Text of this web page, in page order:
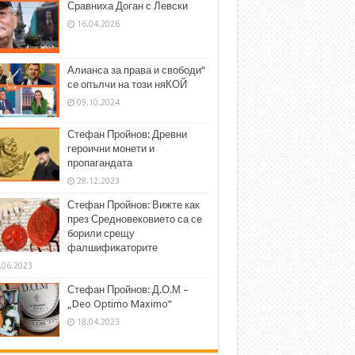
Сравниха Доган с Левски
16.04.2026
Алианса за права и свободи“
се опълчи на този няКОЙ
09.10.2024
Стефан Пройнов: Древни
героични монети и
пропагандата
28.12.2023
Стефан Пройнов: Вижте как
през Средновековието са се
борили срещу
фалшификаторите
Стефан Пройнов: Д.О.М –
„Deo Optimo Maximo“
18.04.2023